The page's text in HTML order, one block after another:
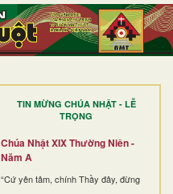
TIN MỪNG CHÚA NHẬT - LỄ
TRỌNG
Chúa Nhật XIX Thường Niên -
Năm A
“Cứ yên tâm, chính Thầy đây, đừng